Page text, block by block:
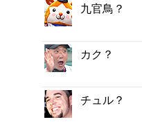
九官鳥？
カク？
チュル？